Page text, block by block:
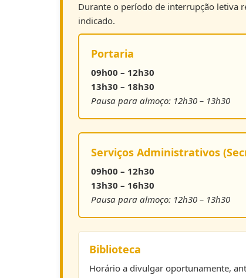
Durante o período de interrupção letiva
indicado.
Portaria
09h00 – 12h30
13h30 – 18h30
Pausa para almoço: 12h30 – 13h30
Serviços Administrativos
09h00 – 12h30
13h30 – 16h30
Pausa para almoço: 12h30 – 13h30
Biblioteca
Horário a divulgar oportunamente,